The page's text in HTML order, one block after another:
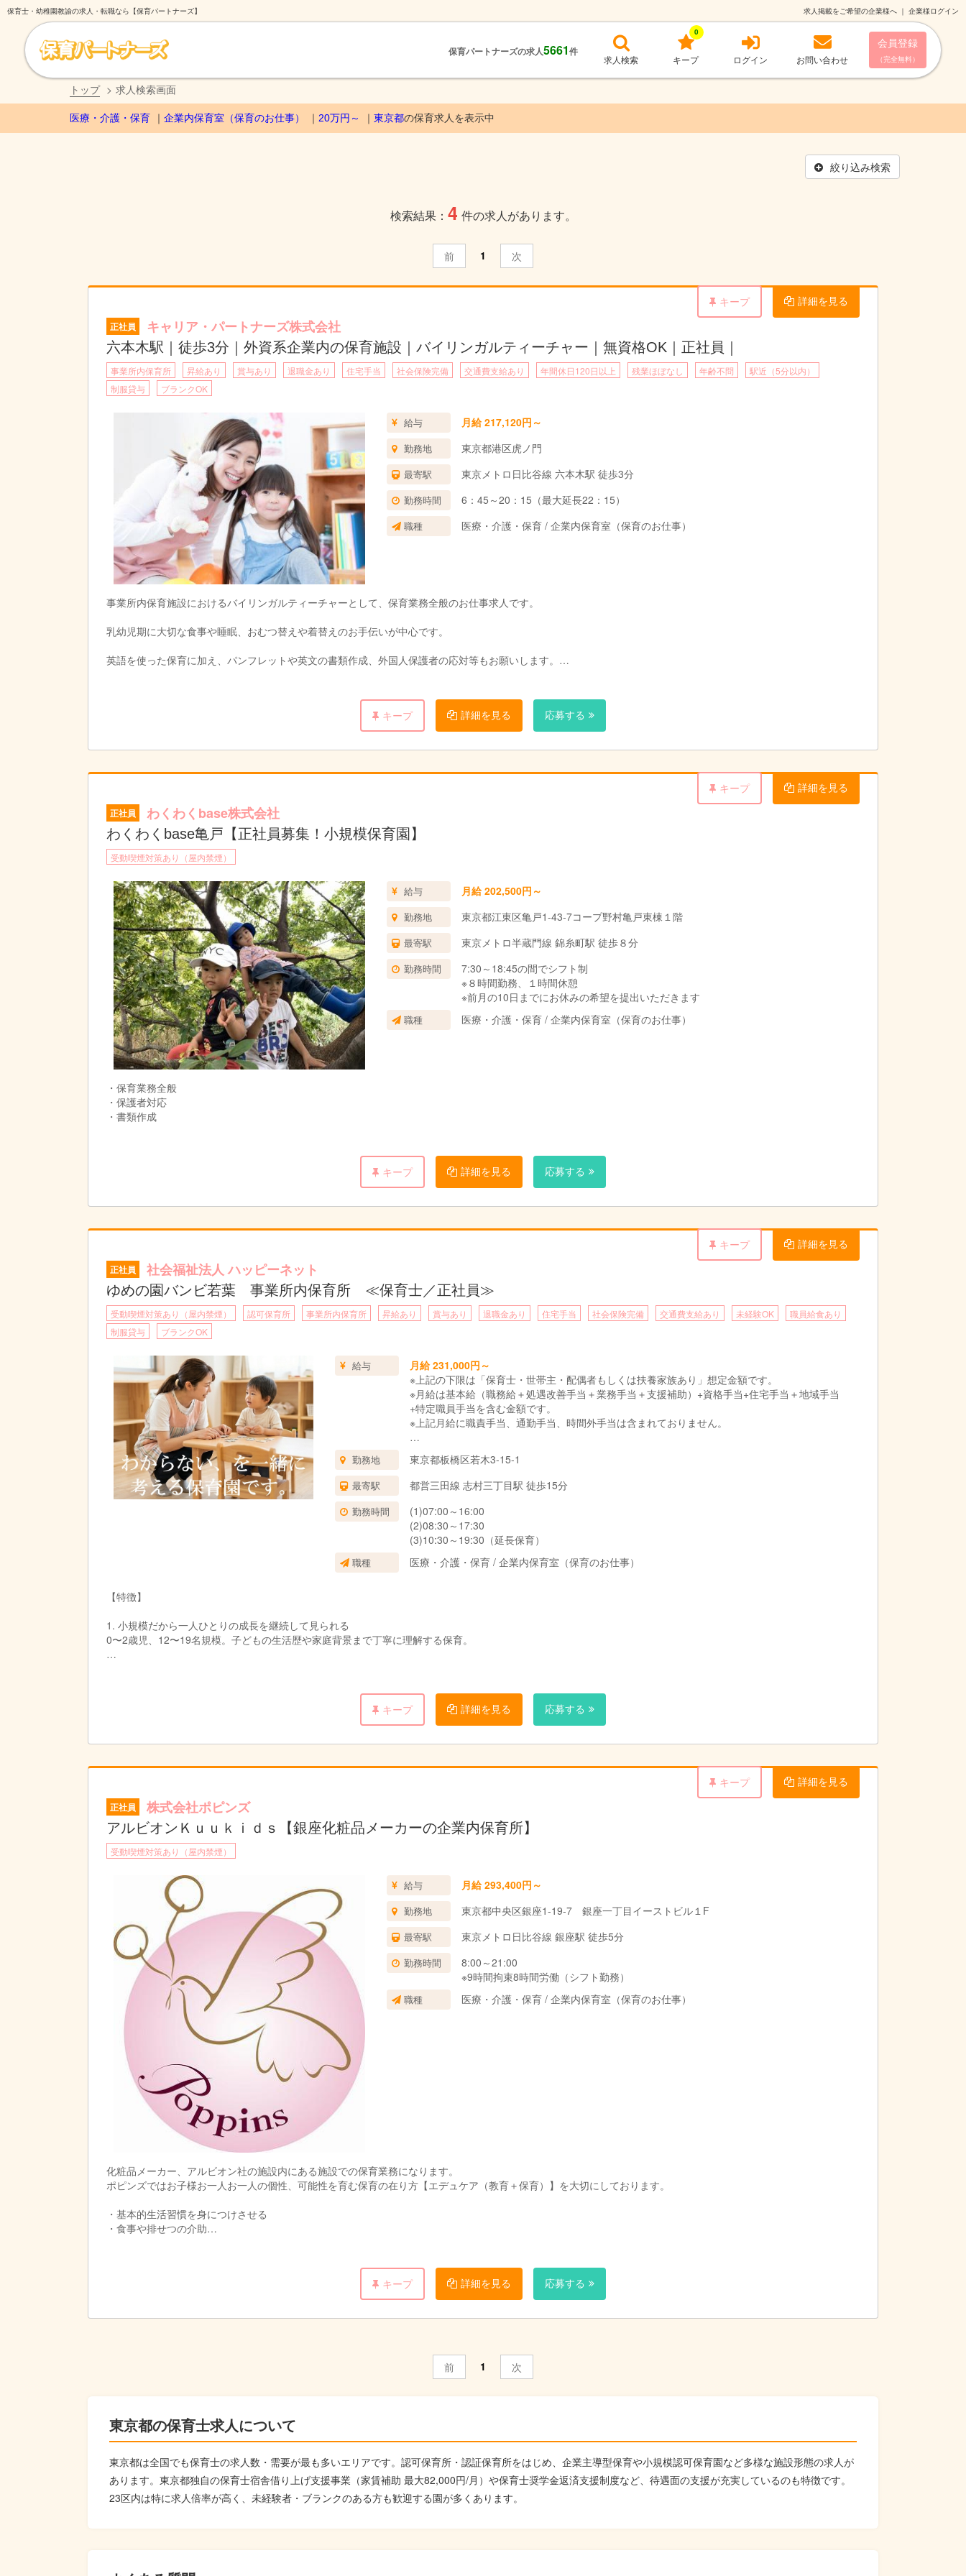
保育士・幼稚園教諭の求人・転職なら【保育パートナーズ】 求人掲載をご希望の企業様へ ｜ 企業様ログイン
保育パートナーズの求人5661件
求人検索 キープ
0
ログイン お問い合わせ
会員登録
（完全無料）
トップ 求人検索画面
医療・介護・保育 企業内保育室（保育のお仕事） 20万円～ 東京都の保育求人を表示中
絞り込み検索
検索結果： 4 件の求人があります。
前 1 次
キープ 詳細を見る
正社員 キャリア・パートナーズ株式会社
六本木駅｜徒歩3分｜外資系企業内の保育施設｜バイリンガルティーチャー｜無資格OK｜正社員｜
事業所内保育所 昇給あり 賞与あり 退職金あり 住宅手当 社会保険完備 交通費支給あり 年間休日120日以上 残業ほぼなし 年齢不問
駅近（5分以内）
制服貸与
ブランクOK
給与 月給 217,120円～
勤務地 東京都港区虎ノ門
最寄駅 東京メトロ日比谷線 六本木駅 徒歩3分
勤務時間 6：45～20：15（最大延長22：15）
職種 医療・介護・保育 / 企業内保育室（保育のお仕事）
事業所内保育施設におけるバイリンガルティーチャーとして、保育業務全般のお仕事求人です。
乳幼児期に大切な食事や睡眠、おむつ替えや着替えのお手伝いが中心です。
英語を使った保育に加え、パンフレットや英文の書類作成、外国人保護者の応対等もお願いします。
キープ 詳細を見る 応募する
キープ 詳細を見る
正社員 わくわくbase株式会社
わくわくbase亀戸【正社員募集！小規模保育園】
受動喫煙対策あり（屋内禁煙）
給与 月給 202,500円～
勤務地 東京都江東区亀戸1-43-7コープ野村亀戸東棟１階
最寄駅 東京メトロ半蔵門線 錦糸町駅 徒歩８分
勤務時間
7:30～18:45の間でシフト制
※８時間勤務、１時間休憩
※前月の10日までにお休みの希望を提出いただきます
職種 医療・介護・保育 / 企業内保育室（保育のお仕事）
・保育業務全般
・保護者対応
・書類作成
キープ 詳細を見る 応募する
キープ 詳細を見る
正社員 社会福祉法人 ハッピーネット
ゆめの園バンビ若葉 事業所内保育所 ≪保育士／正社員≫
受動喫煙対策あり（屋内禁煙） 認可保育所 事業所内保育所 昇給あり 賞与あり 退職金あり 住宅手当 社会保険完備 交通費支給あり 未経験OK
職員給食あり
制服貸与
ブランクOK
給与
月給 231,000円～
※上記の下限は「保育士・世帯主・配偶者もしくは扶養家族あり」想定金額です。
※月給は基本給（職務給＋処遇改善手当＋業務手当＋支援補助）+資格手当+住宅手当＋地域手当
+特定職員手当を含む金額です。
※上記月給に職責手当、通勤手当、時間外手当は含まれておりません。
■賞与/年2回 計3.0ヶ月～3.2ヶ月(7月・12月）※前年度実績
■一時金支給
・処遇改善金/特定処遇改善金：6月支給
★各種手当★
■資格手当 保育士20,000円
■職責手当 1,000～90,000円
■特定職員手当（副主任保育士等）16,000円
勤務地 東京都板橋区若木3-15-1
最寄駅 都営三田線 志村三丁目駅 徒歩15分
勤務時間
(1)07:00～16:00
(2)08:30～17:30
(3)10:30～19:30（延長保育）
職種 医療・介護・保育 / 企業内保育室（保育のお仕事）
【特徴】
1. 小規模だから一人ひとりの成長を継続して見られる
0〜2歳児、12〜19名規模。子どもの生活歴や家庭背景まで丁寧に理解する保育。
「分からない」と言えることを評価する。素直に相談できる姿勢を重視。
単なる日々の保育だけでなく、保護者との対話、食育、地域交流、法人内の福祉連携も経験できる。（介護と障がい福祉の施設に併設されています）
5.都内では珍しい広い敷地でのびのび保育
園庭・グラウンド・屋内ホールを備え、低月齢児でも安全に戸外活動ができる環境。
6.行事を通して子どもの成長を実感できる
クリスマス会や運動会など、季節の行事を大切にしながら成長を見守る保育。
7.ICT導入で業務負担を軽減
CODMON等による登降園管理・連絡帳・計画作成・決済を一元化。持ち帰り仕事なし、残業は月平均約5時間。
【主な仕事内容】
基本的な保育業務に加え、計画帳票（連絡帳、週案、月案など）の作成・記録。入園時および年２回の保護者面談。
担当行事の割り振りは他の保育士と分担しますが、特に高齢者介護などの他部署と連携していただき、子どもの生活の幅を拡げられるような企画検討をお願いするこ
ともあります。
キープ 詳細を見る 応募する
キープ 詳細を見る
正社員 株式会社ポピンズ
アルビオンＫｕｕｋｉｄｓ【銀座化粧品メーカーの企業内保育所】
受動喫煙対策あり（屋内禁煙）
給与 月給 293,400円～
勤務地 東京都中央区銀座1-19-7 銀座一丁目イーストビル１F
最寄駅 東京メトロ日比谷線 銀座駅 徒歩5分
勤務時間
8:00～21:00
※9時間拘束8時間労働（シフト勤務）
職種 医療・介護・保育 / 企業内保育室（保育のお仕事）
化粧品メーカー、アルビオン社の施設内にある施設での保育業務になります。
ポピンズではお子様お一人お一人の個性、可能性を育む保育の在り方【エデュケア（教育＋保育）】を大切にしております。
・基本的生活習慣を身につけさせる
・食事や排せつの介助
キープ 詳細を見る 応募する
前 1 次
東京都の保育士求人について
東京都は全国でも保育士の求人数・需要が最も多いエリアです。認可保育所・認証保育所をはじめ、企業主導型保育や小規模認可保育園など多様な施設形態の求人が
あります。東京都独自の保育士宿舎借り上げ支援事業（家賃補助 最大82,000円/月）や保育士奨学金返済支援制度など、待遇面の支援が充実しているのも特徴です。
23区内は特に求人倍率が高く、未経験者・ブランクのある方も歓迎する園が多くあります。